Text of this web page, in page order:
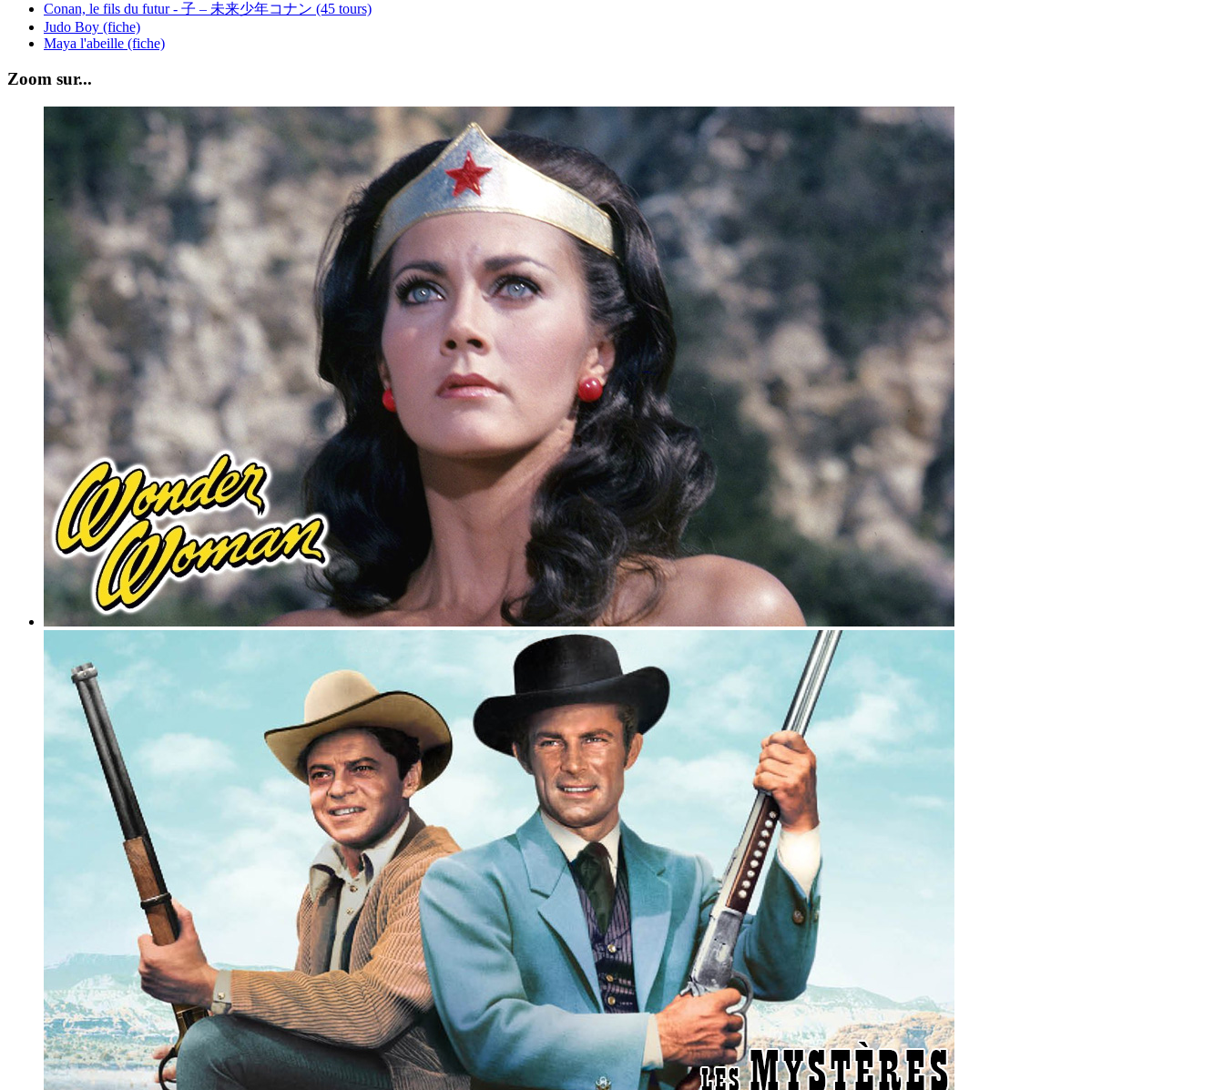
Conan, le fils du futur - 子 – 未来少年コナン (45 tours)
Judo Boy (fiche)
Maya l'abeille (fiche)
Zoom sur...